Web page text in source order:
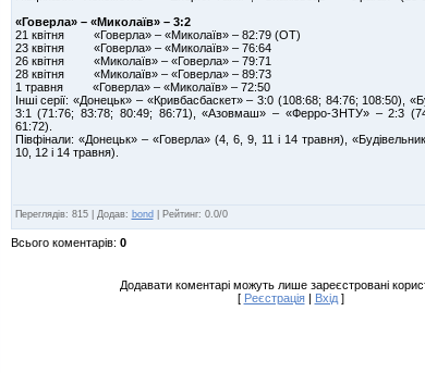
«Говерла» – «Миколаїв» – 3:2
21 квітня «Говерла» – «Миколаїв» – 82:79 (ОТ)
23 квітня «Говерла» – «Миколаїв» – 76:64
26 квітня «Миколаїв» – «Говерла» – 79:71
28 квітня «Миколаїв» – «Говерла» – 89:73
1 травня «Говерла» – «Миколаїв» – 72:50
Інші серії: «Донецьк» – «Кривбасбаскет» – 3:0 (108:68; 84:76; 108:50),
3:1 (71:76; 83:78; 80:49; 86:71), «Азовмаш» – «Ферро-ЗНТУ» – 2:3
61:72).
Півфінали: «Донецьк» – «Говерла» (4, 6, 9, 11 і 14 травня),
10, 12 і 14 травня).
Переглядів: 815| Додав: bond Рейтинг: 0.0/0
Всього коментарів: 0
Додавати коментарі можуть лише зареєстровані
[ Реєстрація| Вхід]